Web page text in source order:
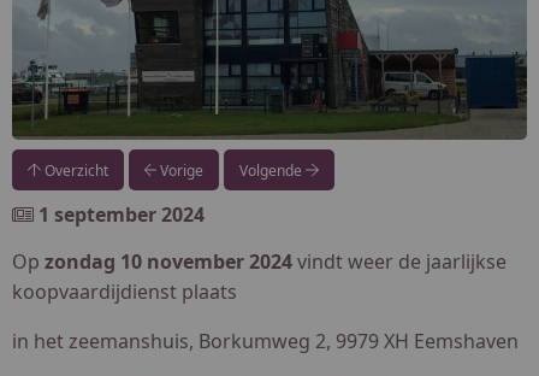
Overzicht Vorige Volgende
1 september 2024
Op zondag 10 november 2024vindt weer de jaarlijkse
koopvaardijdienst plaats
in het zeemanshuis, Borkumweg 2, 9979 XH Eemshaven